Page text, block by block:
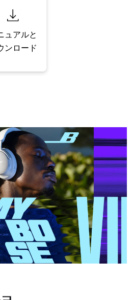
ュアルと
ンロード